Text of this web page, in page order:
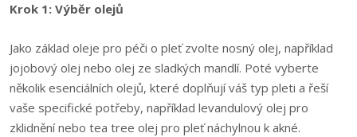
Krok 1: Výběr olejů
Jako základ oleje pro péči o pleť zvolte nosný olej, například
jojobový olej nebo olej ze sladkých mandlí. Poté vyberte
několik esenciálních olejů, které doplňují váš typ pleti a řeší
vaše specifické potřeby, například levandulový olej pro
zklidnění nebo tea tree olej pro pleť náchylnou k akné.